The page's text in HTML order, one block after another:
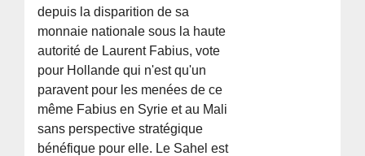
depuis la disparition de sa
monnaie nationale sous la haute
autorité de Laurent Fabius, vote
pour Hollande qui n'est qu'un
paravent pour les menées de ce
même Fabius en Syrie et au Mali
sans perspective stratégique
bénéfique pour elle. Le Sahel est